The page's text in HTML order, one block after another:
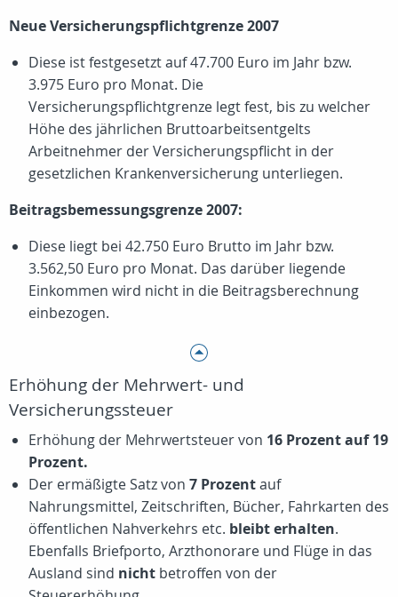
Neue Versicherungspflichtgrenze 2007
Diese ist festgesetzt auf 47.700 Euro im Jahr bzw.
3.975 Euro pro Monat. Die
Versicherungspflichtgrenze legt fest, bis zu welcher
Höhe des jährlichen Bruttoarbeitsentgelts
Arbeitnehmer der Versicherungspflicht in der
gesetzlichen Krankenversicherung unterliegen.
Beitragsbemessungsgrenze 2007:
Diese liegt bei 42.750 Euro Brutto im Jahr bzw.
3.562,50 Euro pro Monat. Das darüber liegende
Einkommen wird nicht in die Beitragsberechnung
einbezogen.
Erhöhung der Mehrwert- und
Versicherungssteuer
Erhöhung der Mehrwertsteuer von 16 Prozent auf 19
Prozent.
Der ermäßigte Satz von 7 Prozentauf
Nahrungsmittel, Zeitschriften, Bücher, Fahrkarten des
öffentlichen Nahverkehrs etc. bleibt erhalten.
Ebenfalls Briefporto, Arzthonorare und Flüge in das
Ausland sind nicht betroffen von der